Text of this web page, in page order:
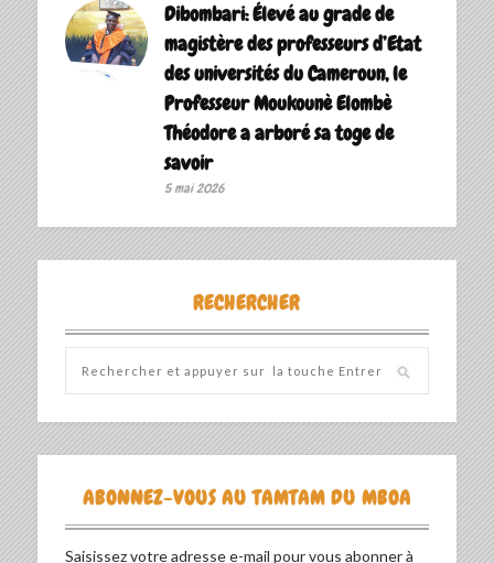
Dibombari: Élevé au grade de
magistère des professeurs d’Etat
des universités du Cameroun, le
Professeur Moukounè Elombè
Théodore a arboré sa toge de
savoir ‎
5 mai 2026
RECHERCHER
ABONNEZ-VOUS AU TAMTAM DU MBOA
Saisissez votre adresse e-mail pour vous abonner à